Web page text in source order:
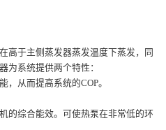
高于主侧蒸发器蒸发温度下蒸发，同
为系统提供两个特性：
，从而提高系统的COP。
的综合能效。可使热泵在非常低的环